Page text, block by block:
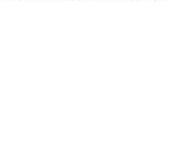
da razkrije površinske